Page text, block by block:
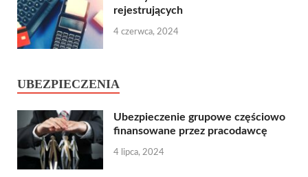
rejestrujących
4 czerwca, 2024
UBEZPIECZENIA
Ubezpieczenie grupowe częściowo
finansowane przez pracodawcę
4 lipca, 2024